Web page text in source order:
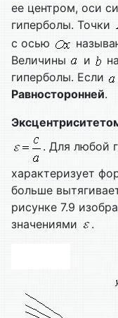
ее центром, оси
гиперболы. Точки
с осью
Величины
и
гиперболы. Если
Равносторонней.
. Для любой
характеризует
больше
рисунке 7.9
значениями
.